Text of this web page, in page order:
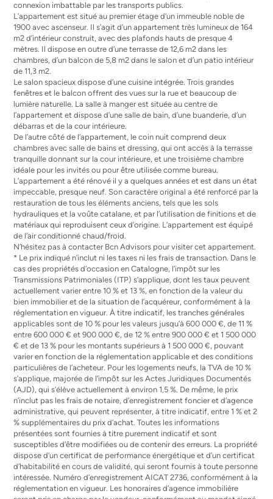
connexion imbattable par les transports publics.
L’appartement est situé au premier étage d’un immeuble noble de
1900 avec ascenseur. Il s’agit d’un appartement très lumineux de 164
m2 d’intérieur construit, avec des plafonds hauts de presque 4
mètres. Il dispose en outre d’une terrasse de 12,6 m2 dans les
chambres, d’un balcon de 5,8 m2 dans le salon et d’un patio intérieur
de 11,3 m2.
Le salon spacieux dispose d’une cuisine intégrée. Trois grandes
fenêtres et le balcon offrent des vues sur la rue et beaucoup de
lumière naturelle. La salle à manger est située au centre de
l’appartement et dispose d’une salle de bain, d’une buanderie, d’un
débarras et de la cour intérieure.
De l’autre côté de l’appartement, le coin nuit comprend deux
chambres avec salle de bains et dressing, qui ont accès à la terrasse
tranquille donnant sur la cour intérieure, et une troisième chambre
idéale pour les invités ou pour être utilisée comme bureau.
L’appartement a été rénové il y a quelques années et est dans un état
impeccable, presque neuf. Son caractère original a été renforcé par la
restauration de tous les éléments anciens, tels que les sols
hydrauliques et la voûte catalane, et par l’utilisation de finitions et de
matériaux qui reproduisent ceux d’origine. L’appartement est équipé
de l’air conditionné chaud/froid.
N’hésitez pas à contacter Bcn Advisors pour visiter cet appartement.
* Le prix indiqué n’inclut ni les taxes ni les frais de transaction. Dans le
cas des propriétés d’occasion en Catalogne, l’impôt sur les
Transmissions Patrimoniales (ITP) s’applique, dont les taux peuvent
actuellement varier entre 10 % et 13 %, en fonction de la valeur du
bien immobilier et de la situation de l’acquéreur, conformément à la
réglementation en vigueur. À titre indicatif, les tranches générales
applicables sont de 10 % pour les valeurs jusqu’à 600 000 €, de 11 %
entre 600 000 € et 900 000 €, de 12 % entre 900 000 € et 1 500 000
€ et de 13 % pour les montants supérieurs à 1 500 000 €, pouvant
varier en fonction de la réglementation applicable et des conditions
particulières de l’acheteur. Pour les logements neufs, la TVA de 10 %
s’applique, majorée de l’impôt sur les Actes Juridiques Documentés
(AJD), qui s’élève actuellement à environ 1,5 %. De même, le prix
n’inclut pas les frais de notaire, d’enregistrement foncier et d’agence
administrative, qui peuvent représenter, à titre indicatif, entre 1 % et 2
% supplémentaires du prix d’achat. Toutes les informations
présentées sont fournies à titre purement indicatif et sont
susceptibles d’être modifiées ou de contenir des erreurs. La propriété
dispose d’un certificat de performance énergétique et d’un certificat
d’habitabilité en cours de validité, qui seront fournis à toute personne
intéressée. Numéro d’enregistrement AICAT 2736, conformément à la
réglementation en vigueur. Les honoraires d’agence immobilière